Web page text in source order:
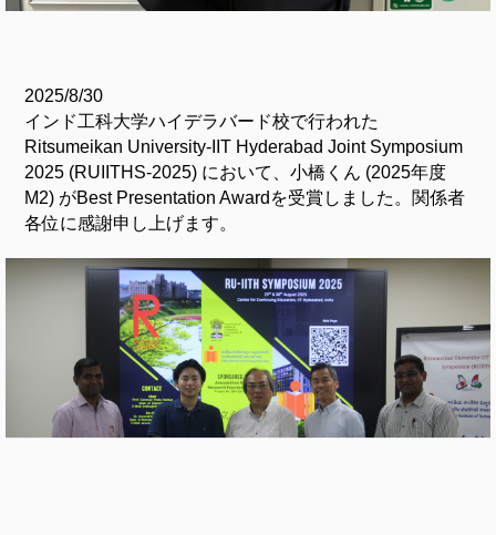
2025/8/30
インド工科大学ハイデラバード校で行われた
Ritsumeikan University-IIT Hyderabad Joint Symposium
2025 (RUIITHS-2025) において、小橋くん (2025年度
M2) がBest Presentation Awardを受賞しました。関係者
各位に感謝申し上げます。